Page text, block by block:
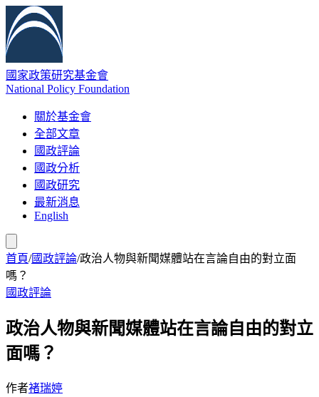
國家政策研究基金會
National Policy Foundation
關於基金會
全部文章
國政評論
國政分析
國政研究
最新消息
English
首頁/國政評論/政治人物與新聞媒體站在言論自由的對立面
嗎？
國政評論
政治人物與新聞媒體站在言論自由的對立
面嗎？
作者褚瑞婷